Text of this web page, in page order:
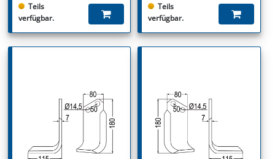
Teils
verfügbar.
Teils
verfügbar.